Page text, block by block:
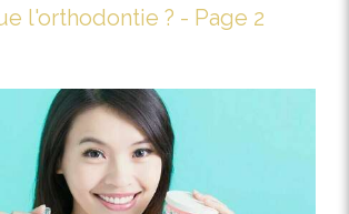
l'orthodontie ? - Page 2